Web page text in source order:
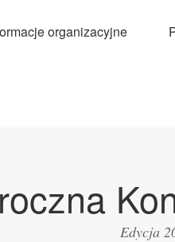
organizacyjne
Edycja